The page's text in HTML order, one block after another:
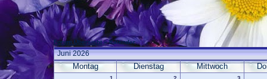
Forum Übersicht» Kalender
Juni 2026
Montag Dienstag Mittwoch